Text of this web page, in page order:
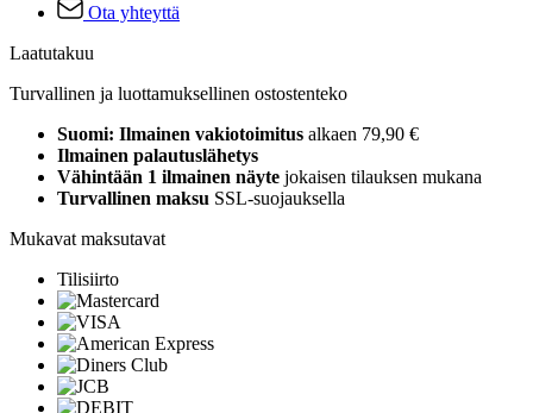
Ota yhteyttä
Laatutakuu
Turvallinen ja luottamuksellinen ostostenteko
Suomi: Ilmainen vakiotoimitus alkaen 79,90 €
Ilmainen palautuslähetys
Vähintään 1 ilmainen näyte jokaisen tilauksen mukana
Turvallinen maksu SSL-suojauksella
Mukavat maksutavat
Tilisiirto